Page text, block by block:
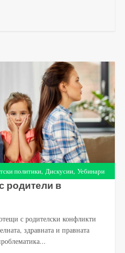
политики, Дискусии, Уебинари
родители в
с родителски конфликти
здравната и правната